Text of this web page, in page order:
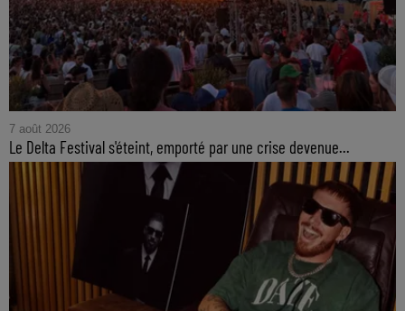
7 août 2026
Le Delta Festival s'éteint, emporté par une crise devenue...